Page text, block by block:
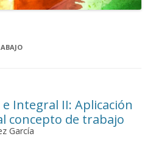
Integral II: Aplicación
concepto de trabajo
García